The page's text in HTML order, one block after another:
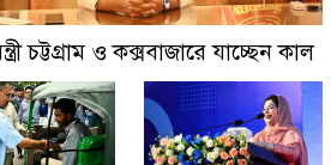
চট্টগ্রাম ও কক্সবাজারে যাচ্ছেন কাল